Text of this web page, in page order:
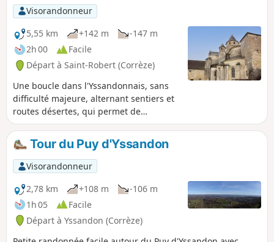
Visorandonneur
5,55 km
+142 m
-147 m
2h 00
Facile
Départ à Saint-Robert (Corrèze)
Une boucle dans l'Yssandonnais, sans
difficulté majeure, alternant sentiers et
routes désertes, qui permet de
contempler le magnifique village Saint-
Robert, ainsi qu'une fontaine dédiée à
un martyr.
Tour du Puy d'Yssandon
Visorandonneur
2,78 km
+108 m
-106 m
1h 05
Facile
Départ à Yssandon (Corrèze)